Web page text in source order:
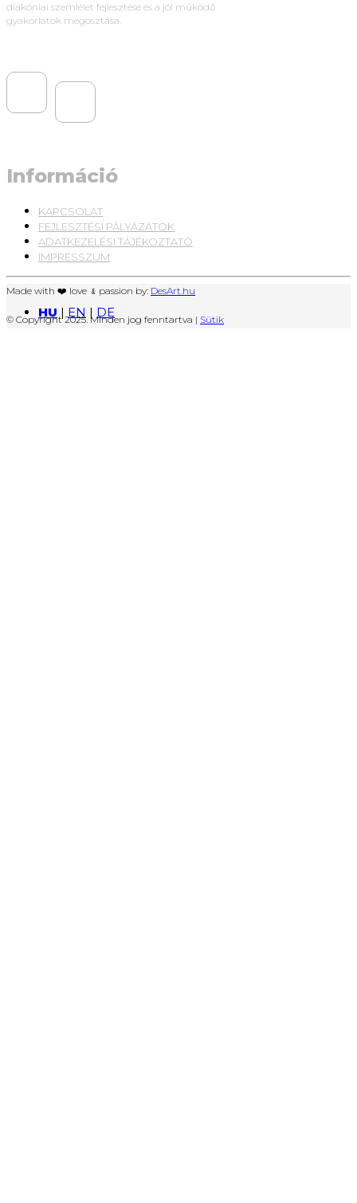
HU | EN | DE
diakóniai szemlélet fejlesztése és a jól működő
gyakorlatok megosztása.
Információ
KAPCSOLAT
FEJLESZTÉSI PÁLYÁZATOK
ADATKEZELÉSI TÁJÉKOZTATÓ
IMPRESSZUM
Made with ❤️ love ﹠passion by: DesArt.hu
© Copyright 2025. Minden jog fenntartva | Sütik